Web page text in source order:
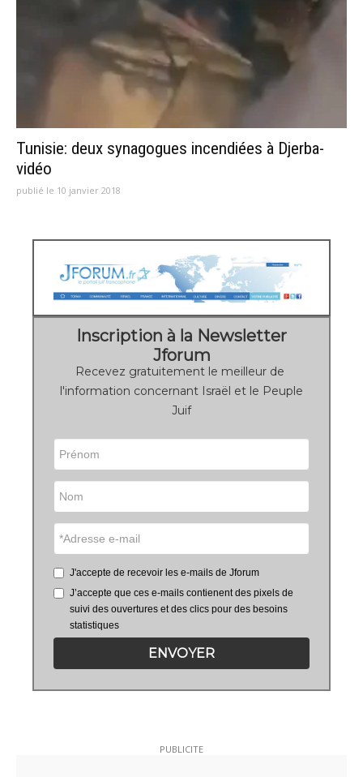
Tunisie: deux synagogues incendiées à Djerba-
vidéo
publié le 10 janvier 2018
Inscription à la Newsletter
Jforum
Recevez gratuitement le meilleur de
l'information concernant Israël et le Peuple
Juif
J'accepte de recevoir les e-mails de Jforum
J’accepte que ces e-mails contienent des pixels de
suivi des ouvertures et des clics pour des besoins
statistiques
ENVOYER